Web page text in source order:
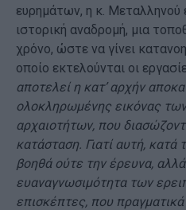
ευρημάτων, η κ. Μεταλληνού
ιστορική αναδρομή, μια
χρόνο, ώστε να γίνει
οποίο εκτελούνται οι
αποτελεί η κατ’ αρχήν
ολοκληρωμένης εικόνας
αρχαιοτήτων, που
κατάσταση. Γιατί αυτή, κατά
βοηθά ούτε την έρευνα,
ευαναγνωσιμότητα των
επισκέπτες, που πραγματικά